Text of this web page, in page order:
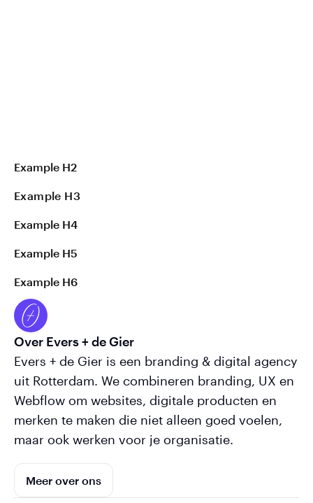
Example H2
Example H3
Example H4
Example H5
Example H6
Over Evers + de Gier
Evers + de Gier is een branding & digital agency
uit Rotterdam. We combineren branding, UX en
Webflow om websites, digitale producten en
merken te maken die niet alleen goed voelen,
maar ook werken voor je organisatie.
Meer over ons